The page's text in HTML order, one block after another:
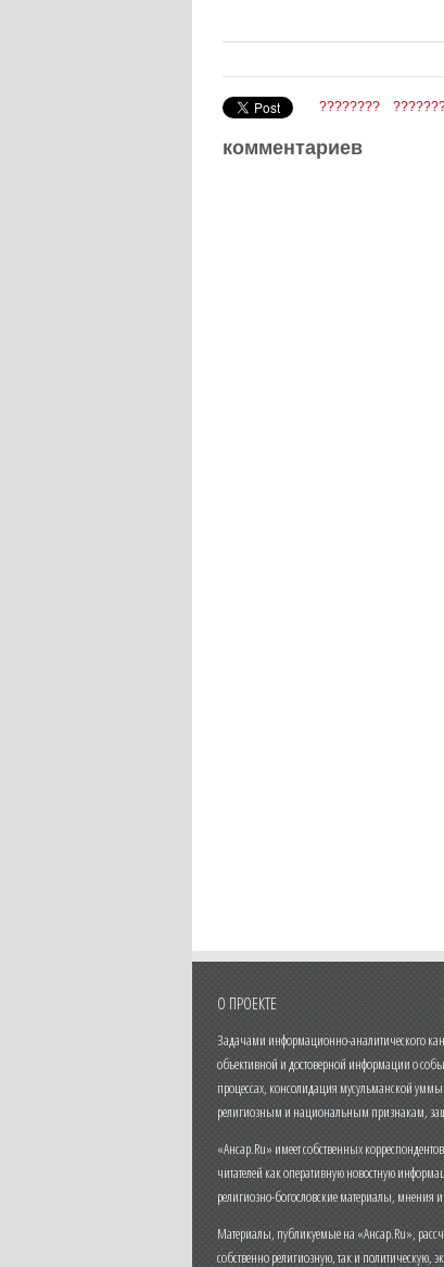
????????
комментариев
О ПРОЕКТЕ
Задачами информационно-аналитического
объективной и достоверной информации о
процессах, консолидация мусульманской
религиозным и национальным признакам,
«Ансар.Ru» имеет собственных
читателей как оперативную новостную
религиозно-богословские материалы, мнения
Материалы, публикуемые на «Ансар.Ru»,
собственно религиозную, так и политическую,